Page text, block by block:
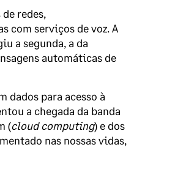
redes,
com serviços de voz. A
a segunda, a da
automáticas de
dados para acesso à
a chegada da banda
(cloud computing) e dos
nas nossas vidas,